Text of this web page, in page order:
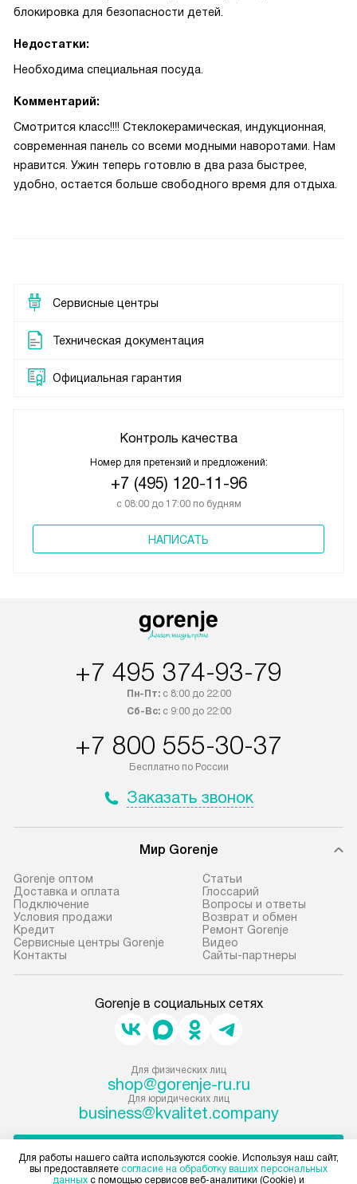
блокировка для безопасности детей.
Недостатки:
Необходима специальная посуда.
Комментарий:
Смотрится класс!!!! Стеклокерамическая, индукционная,
современная панель со всеми модными наворотами. Нам
нравится. Ужин теперь готовлю в два раза быстрее,
удобно, остается больше свободного время для отдыха.
Сервисные центры
Техническая документация
Официальная гарантия
Контроль качества
Номер для претензий и предложений:
+7 (495) 120-11-96
с 08:00 до 17:00 по будням
НАПИСАТЬ
+7 495 374-93-79
Пн-Пт:с 8:00 до 22:00
Сб-Вс:с 9:00 до 22:00
+7 800 555-30-37
Бесплатно по России
Заказать звонок
Мир Gorenje
Gorenje оптом
Доставка и оплата
Подключение
Условия продажи
Кредит
Сервисные центры Gorenje
Контакты
Cтатьи
Глоссарий
Вопросы и ответы
Возврат и обмен
Ремонт Gorenje
Видео
Сайты-партнеры
Gorenje в социальных сетях
Для физических лиц
shop@gorenje-ru.ru
Для юридических лиц
business@kvalitet.company
Для работы нашего сайта используются cookie. Используя наш сайт,
вы предоставляете согласие на обработку ваших персональных
данных с помощью сервисов веб-аналитики (Cookie) и